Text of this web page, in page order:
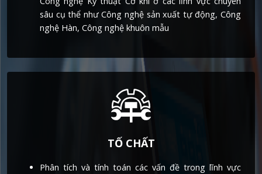
sâu cụ thể như Công nghệ sản xuất tự động, Công
nghệ Hàn, Công nghệ khuôn mẫu
TỐ CHẤT
Phân tích và tính toán các vấn đề trong lĩnh vực